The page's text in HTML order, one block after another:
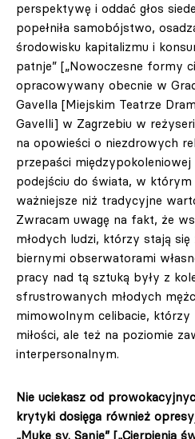
perspektywę i oddać głos
popełniła samobójstwo,
środowisku kapitalizmu i
patnje” [„Nowoczesne formy
opracowywany obecnie w
Gavella [Miejskim Teatrze
Gavelli] w Zagrzebiu w
na opowieści o niezdrowych
przepaści
podejściu do świata, w którym
ważniejsze niż tradycyjne
Zwracam uwagę na fakt, że
młodych ludzi, którzy stają
biernymi obserwatorami
pracy nad tą sztuką były z
sfrustrowanych młodych
mimowolnym celibacie, którzy
miłości, ale też na poziomie
interpersonalnym.
Nie uciekasz od
krytyki dosięga również
„Muke sv. Sanje” [„Cierpienia